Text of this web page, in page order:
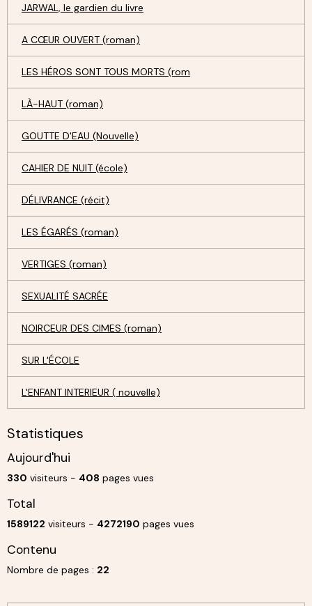
JARWAL, le gardien du livre
A CŒUR OUVERT (roman)
LES HÉROS SONT TOUS MORTS (rom
LÀ-HAUT (roman)
GOUTTE D'EAU (Nouvelle)
CAHIER DE NUIT (école)
DÉLIVRANCE (récit)
LES ÉGARÉS (roman)
VERTIGES (roman)
SEXUALITÉ SACRÉE
NOIRCEUR DES CIMES (roman)
SUR L'ÉCOLE
L'ENFANT INTERIEUR ( nouvelle)
Statistiques
Aujourd'hui
330 visiteurs - 408 pages vues
Total
1589122 visiteurs - 4272190 pages vues
Contenu
Nombre de pages : 22